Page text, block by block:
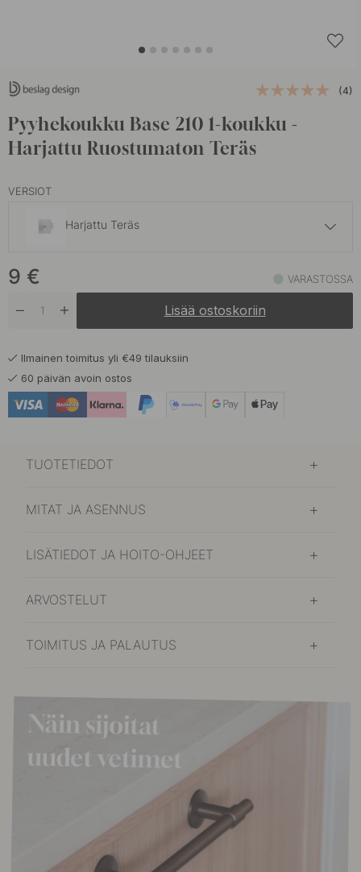
(4)
Pyyhekoukku Base 210 1-koukku -
Harjattu Ruostumaton Teräs
VERSIOT
Harjattu Teräs
Varastossa
Varastossa
Mattamusta
9 € VARASTOSSA
Lisää ostoskoriin
Ilmainen toimitus yli €49 tilauksiin
60 päivän avoin ostos
TUOTETIEDOT
MITAT JA ASENNUS
LISÄTIEDOT JA HOITO-OHJEET
ARVOSTELUT
TOIMITUS JA PALAUTUS